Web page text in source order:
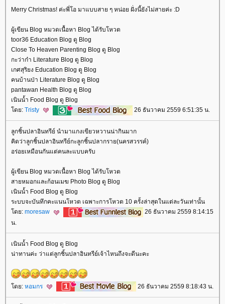
Merry Christmas! ค่ะพี่โอ มาแบบสาย ๆ หน่อย ฝั่งนี้ยังไม่สายค่ะ :D
ผู้เขียน Blog หมวดเนื้อหา Blog ได้รับโหวต
toor36 Education Blog ดู Blog
Close To Heaven Parenting Blog ดู Blog
กะว่าก๋า Literature Blog ดู Blog
เกศสุริยง Education Blog ดู Blog
คนบ้านป่า Literature Blog ดู Blog
pantawan Health Blog ดู Blog
เนินน้ำ Food Blog ดู Blog
ดย: Tristy 26 ธันวาคม 2559 6:51:35 น.
ลูกชิ้นปลาอินทรีย์ นำมาแกงเขียวหวานน่ากินมาก
คิดว่าลูกชิ้นปลาอินทรีย์กะลูกชิ้นปลากราย(นครสวรรค์)
อร่อยเหมือนกันแต่คนละแบบครับ
ผู้เขียน Blog หมวดเนื้อหา Blog ได้รับโหวต
สายหมอกและก้อนเมฆ Photo Blog ดู Blog
เนินน้ำ Food Blog ดู Blog
ระบบจะบันทึกคะแนนโหวต เฉพาะการโหวต 10 ครั้งล่าสุดในแต่ละวันเท่านั้น
ดย: moresaw
26 ธันวาคม 2559 8:14:15
น.
เนินน้ำ Food Blog ดู Blog
น่าทานค่ะ ว่าแต่ลูกชิ้นปลาอินทรีย์เจ้าไหนถึงจะดีนะคะ
ดย: หอมกร 26 ธันวาคม 2559 8:18:43 น.